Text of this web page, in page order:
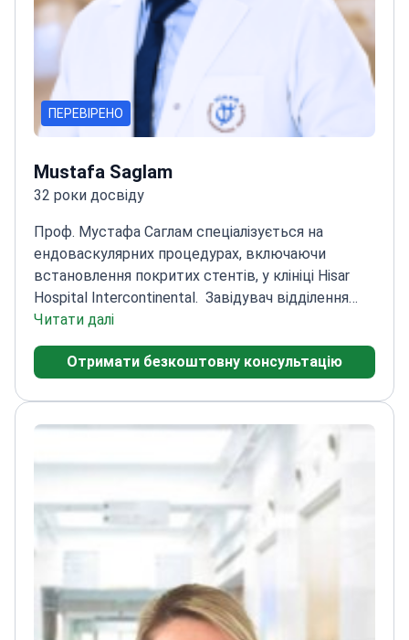
ПЕРЕВІРЕНО
Mustafa Saglam
32 роки досвіду
Проф. Мустафа Саглам спеціалізується на
ендоваскулярних процедурах, включаючи
встановлення покритих стентів, у клініці Hisar
Hospital Intercontinental. Завідувач відділення
кардіології з 2016 року
аортиПройшов навчання в Навчально-
балонну вальвулопластику та імплантацію
тимчасового кардіостимулятора
Читати далі
Отримати безкоштовну консультацію